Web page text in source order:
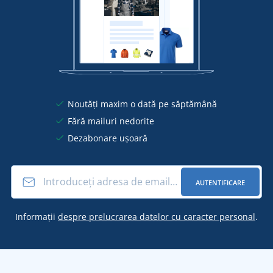
Noutăți maxim o dată pe săptămână
Fără mailuri nedorite
Dezabonare ușoară
AUTENTIFICARE
Informații despre prelucrarea datelor cu caracter personal.